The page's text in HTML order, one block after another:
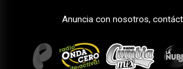
Anuncia con nosotros,